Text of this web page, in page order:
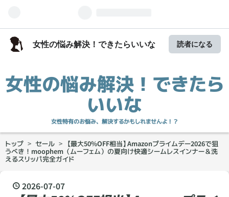
女性の悩み解決！できたらいいな 読者になる
女性の悩み解決！できたら
いいな
女性特有のお悩み、解決するかもしれませんよ！？
トップ > セール >
【最大50%OFF相当】Amazonプライムデー2026で狙
うべき！moophem（ムーフェム）の夏向け快適シームレスインナー＆洗
えるスリッパ完全ガイド
2026-07-07